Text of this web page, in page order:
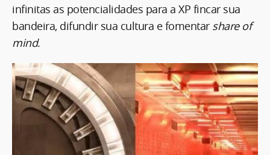
infinitas as potencialidades para a XP fincar sua
bandeira, difundir sua cultura e fomentar share of
mind.